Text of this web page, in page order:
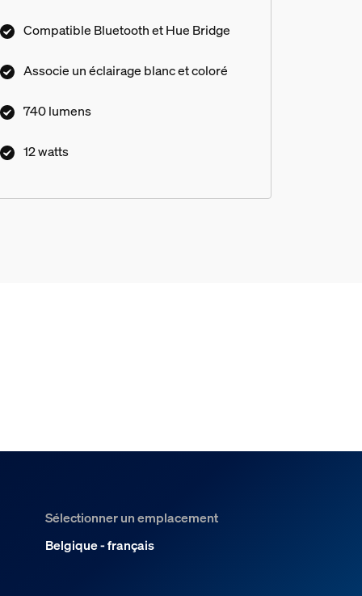
Compatible Bluetooth et Hue Bridge
Associe un éclairage blanc et coloré
740 lumens
12 watts
Sélectionner un emplacement
Belgique - français